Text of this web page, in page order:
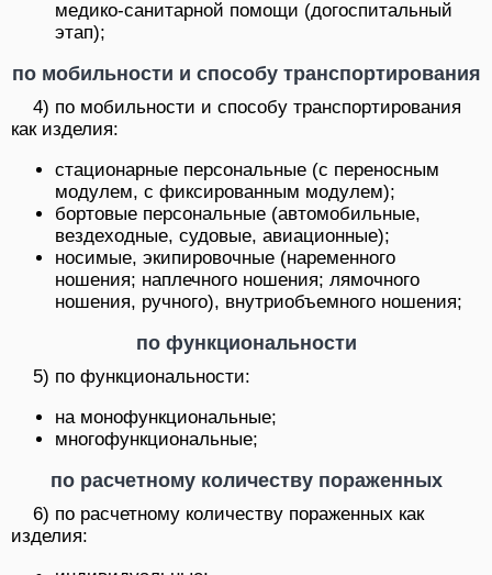
медико-санитарной помощи (догоспитальный
этап);
по мобильности и способу транспортирования
4) по мобильности и способу транспортирования
как изделия:
стационарные персональные (с переносным
модулем, с фиксированным модулем);
бортовые персональные (автомобильные,
вездеходные, судовые, авиационные);
носимые, экипировочные (наременного
ношения; наплечного ношения; лямочного
ношения, ручного), внутриобъемного ношения;
по функциональности
5) по функциональности:
на монофункциональные;
многофункциональные;
по расчетному количеству пораженных
6) по расчетному количеству пораженных как
изделия: